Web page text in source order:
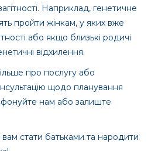
Наприклад, генетичне
пройти жінкам, у яких вже
або якщо близькі родичі
відхилення.
про послугу або
щодо планування
нам або залиште
стати батьками та народити